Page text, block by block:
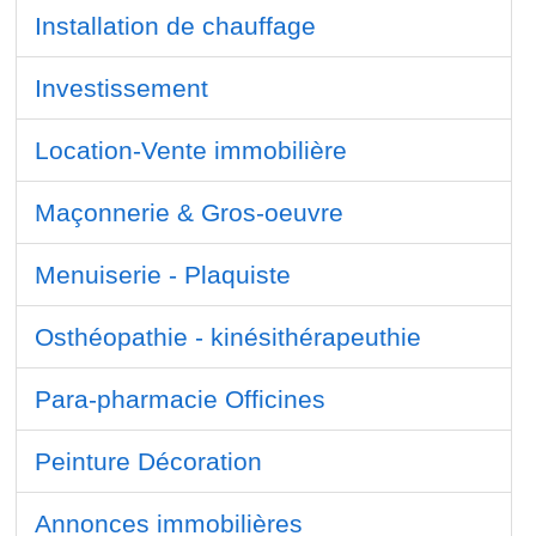
Installation de chauffage
Investissement
Location-Vente immobilière
Maçonnerie & Gros-oeuvre
Menuiserie - Plaquiste
Osthéopathie - kinésithérapeuthie
Para-pharmacie Officines
Peinture Décoration
Annonces immobilières